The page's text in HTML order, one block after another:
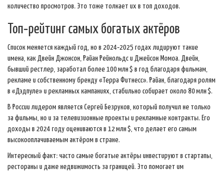
количество просмотров. Это тоже толкает их в топ доходов.
Топ‑рейтинг самых богатых актёров
Список меняется каждый год, но в 2024‑2025 годах лидируют такие
имена, как Двейн Джонсон, Райан Рейнольдс и Джейсон Момоа. Двейн,
бывший рестлер, заработал более 100 млн $ в год благодаря фильмам,
рекламе и собственному бренду «Терра Фитнесс». Райан, благодаря ролям
в «Дэдпуле» и рекламных кампаниях, стабильно собирает около 80 млн $.
В России лидером является Сергей Безруков, который получил не только
за фильмы, но и за телевизионные проекты и рекламные контракты. Его
доходы в 2024 году оцениваются в 12 млн $, что делает его самым
высокооплачиваемым актёром в стране.
Интересный факт: часто самые богатые актёры инвестируют в стартапы,
рестораны и даже недвижимость за границей. Это помогает им